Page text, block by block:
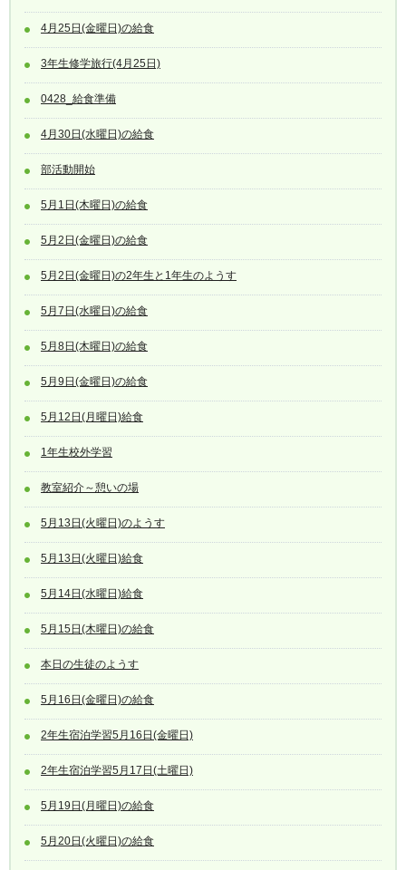
4月25日(金曜日)の給食
3年生修学旅行(4月25日)
0428_給食準備
4月30日(水曜日)の給食
部活動開始
5月1日(木曜日)の給食
5月2日(金曜日)の給食
5月2日(金曜日)の2年生と1年生のようす
5月7日(水曜日)の給食
5月8日(木曜日)の給食
5月9日(金曜日)の給食
5月12日(月曜日)給食
1年生校外学習
教室紹介～憩いの場
5月13日(火曜日)のようす
5月13日(火曜日)給食
5月14日(水曜日)給食
5月15日(木曜日)の給食
本日の生徒のようす
5月16日(金曜日)の給食
2年生宿泊学習5月16日(金曜日)
2年生宿泊学習5月17日(土曜日)
5月19日(月曜日)の給食
5月20日(火曜日)の給食